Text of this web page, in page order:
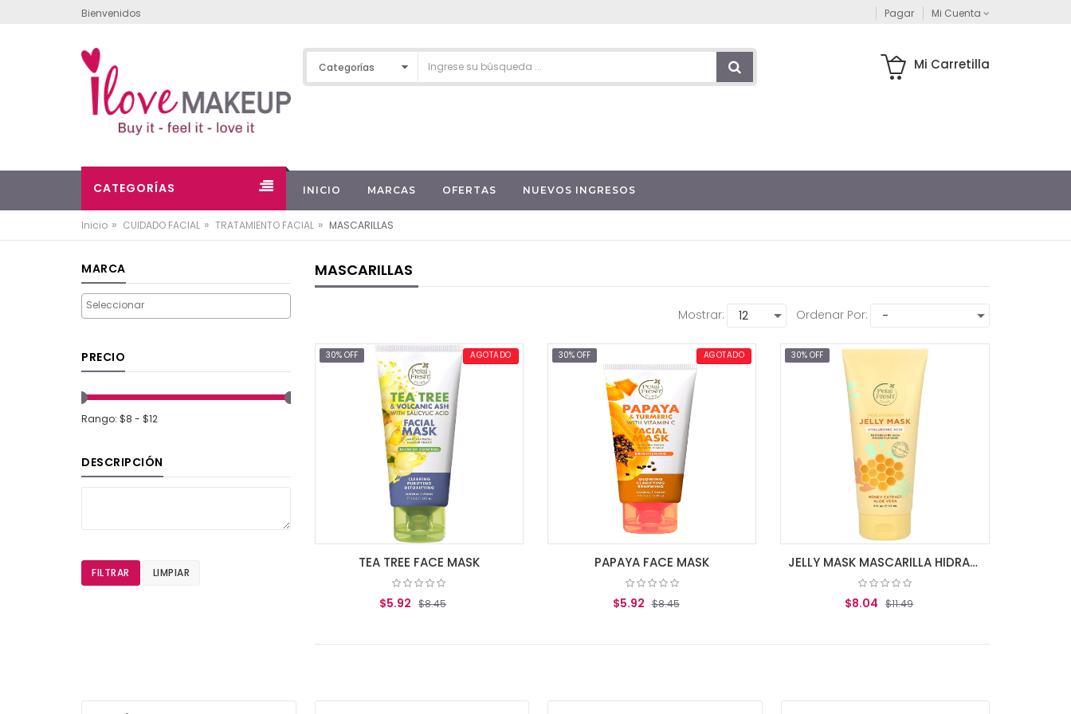
Bienvenidos Pagar Mi Cuenta
Mi Carretilla
CATEGORÍAS INICIO MARCAS OFERTAS NUEVOS INGRESOS
Inicio » CUIDADO FACIAL » TRATAMIENTO FACIAL » MASCARILLAS
MASCARILLAS
Ordenar Por:
Mostrar:
30% OFF AGOTADO
TEA TREE FACE MASK
$5.92 $8.45
30% OFF AGOTADO
PAPAYA FACE MASK
$5.92 $8.45
30% OFF
JELLY MASK MASCARILLA HIDRATACIÓN CON ÁCIDO HIALURÓNICO
$8.04 $11.49
MARCA
PRECIO
Rango: $8 - $12
DESCRIPCIÓN
FILTRAR LIMPIAR